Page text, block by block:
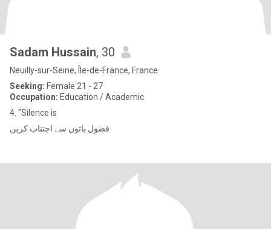
Sadam Hussain, 30
Neuilly-sur-Seine, Île-de-France, France
Seeking: Female 21 - 27
Occupation: Education / Academic
4. "Silence is
فضول باتوں سے اجتناب کریں